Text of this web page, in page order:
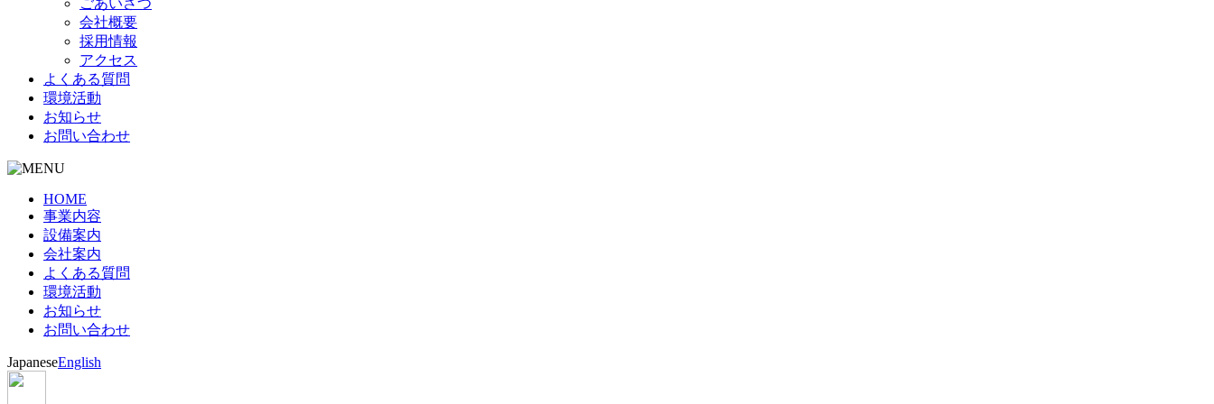
ごあいさつ
会社概要
採用情報
アクセス
よくある質問
環境活動
お知らせ
お問い合わせ
HOME
事業内容
設備案内
会社案内
よくある質問
環境活動
お知らせ
お問い合わせ
JapaneseEnglish